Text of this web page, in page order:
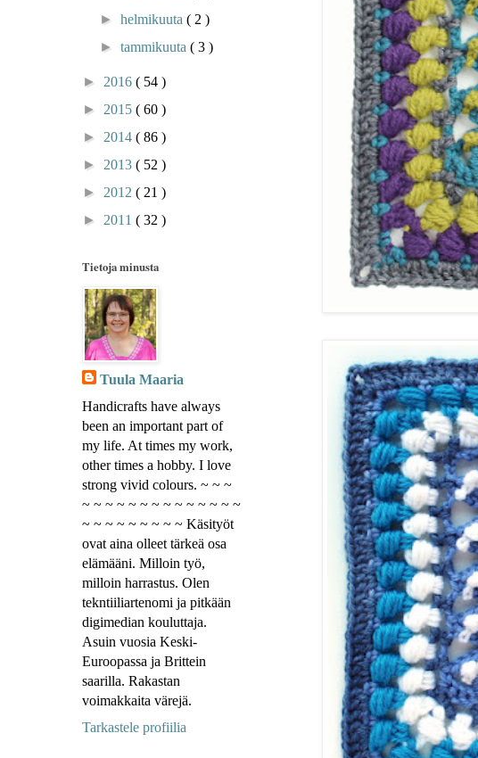
►helmikuuta( 2 )
►tammikuuta( 3 )
► 2016 ( 54 )
► 2015 ( 60 )
► 2014 ( 86 )
► 2013 ( 52 )
► 2012 ( 21 )
► 2011 ( 32 )
Tietoja minusta
Tuula Maaria
Handicrafts have always
been an important part of
my life. At times my work,
other times a hobby. I love
strong vivid colours. ~ ~ ~
~ ~ ~ ~ ~ ~ ~ ~ ~ ~ ~ ~ ~ ~
~ ~ ~ ~ ~ ~ ~ ~ ~ Käsityöt
ovat aina olleet tärkeä osa
elämääni. Milloin työ,
milloin harrastus. Olen
tekntiiliartenomi ja pitkään
digimedian kouluttaja.
Asuin vuosia Keski-
Euroopassa ja Brittein
saarilla. Rakastan
voimakkaita värejä.
Tarkastele profiilia